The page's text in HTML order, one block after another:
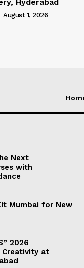
August 1, 2026
Next
with
Mumbai for New
2026
Creativity at